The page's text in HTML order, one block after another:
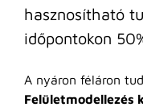
hasznosítható
időpontokon
A nyáron féláron
Felületmodellezés